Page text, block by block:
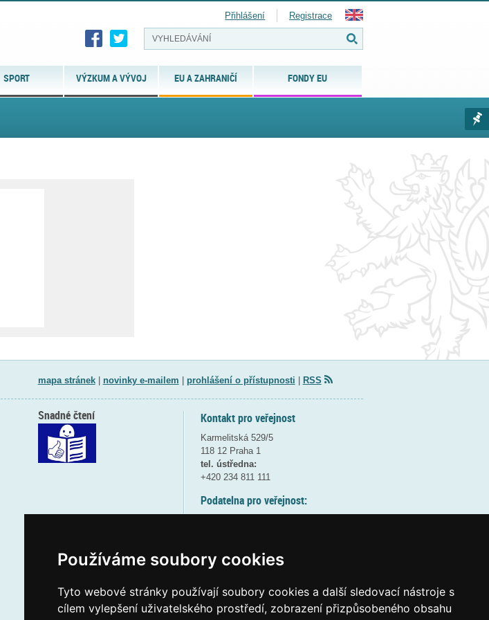
Používáme soubory cookies
Tyto webové stránky používají soubory cookies a další sledovací nástroje s
cílem vylepšení uživatelského prostředí, zobrazení přizpůsobeného obsahu
SPORT VÝZKUM A VÝVOJ EU A ZAHRANIČÍ FONDY EU
Přihlášení Registrace
mapa stránek| novinky e-mailem prohlášení o přístupnosti RSS
Kontakt pro veřejnost
Karmelitská 529/5
118 12 Praha 1
tel. ústředna:
+420 234 811 111
Podatelna pro veřejnost:
(více informací
Elektronická podatelna:
Snadné čtení